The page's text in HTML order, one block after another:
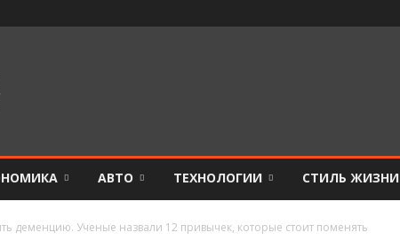
АВТО ТЕХНОЛОГИИ СТИЛЬ ЖИЗНИ
деменцию. Ученые назвали 12 привычек, которые стоит поменять